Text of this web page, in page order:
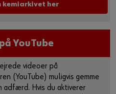
kemiarkivet her
YouTube
videoer på
(YouTube) muligvis gemme
adfærd. Hvis du aktiverer